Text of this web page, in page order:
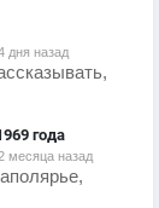
дня назад
года
месяца назад